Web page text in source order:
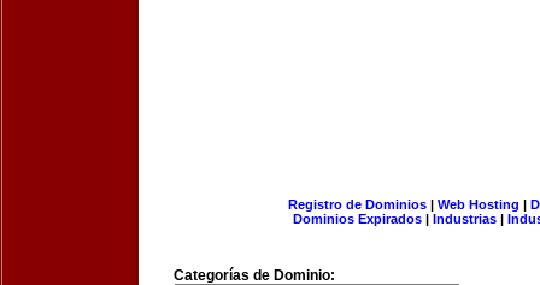
Registro de Dominios| Web Hosting |
Dominios Expirados | Industrias |
Categorías de Dominio: